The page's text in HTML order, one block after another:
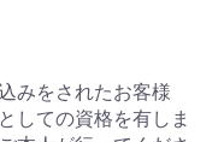
みをされたお客様
しての資格を有しま